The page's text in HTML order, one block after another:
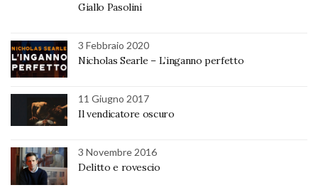
Giallo Pasolini
3 Febbraio 2020
Nicholas Searle – L’inganno perfetto
11 Giugno 2017
Il vendicatore oscuro
3 Novembre 2016
Delitto e rovescio